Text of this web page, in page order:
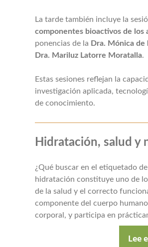
La tarde también incluye la
componentes bioactivos de los
ponencias de la Dra. Mónica de
Dra. Mariluz Latorre Moratalla.
Estas sesiones reflejan la
investigación aplicada,
de conocimiento.
Hidratación, salud y
¿Qué buscar en el etiquetado
hidratación constituye uno de
de la salud y el correcto
componente del cuerpo
corporal, y participa en
Lee